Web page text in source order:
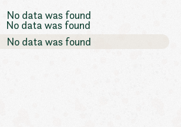
No data was found
No data was found
No data was found